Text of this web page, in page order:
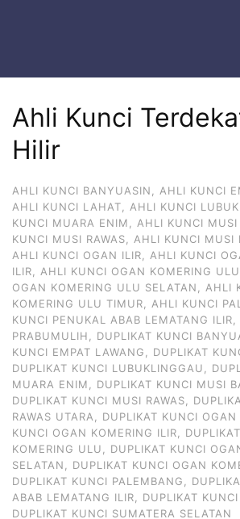
Ahli Kunci
Hilir
AHLI KUNCI BANYUASIN, AHLI KUNCI
AHLI KUNCI LAHAT, AHLI KUNCI
KUNCI MUARA ENIM, AHLI KUNCI
KUNCI MUSI RAWAS, AHLI KUNCI MUSI
AHLI KUNCI OGAN ILIR, AHLI KUNCI
ILIR, AHLI KUNCI OGAN KOMERING ULU
OGAN KOMERING ULU SELATAN, AHLI
KOMERING ULU TIMUR, AHLI KUNCI
KUNCI PENUKAL ABAB LEMATANG ILIR,
PRABUMULIH, DUPLIKAT KUNCI
KUNCI EMPAT LAWANG, DUPLIKAT
DUPLIKAT KUNCI LUBUKLINGGAU,
MUARA ENIM, DUPLIKAT KUNCI MUSI
DUPLIKAT KUNCI MUSI RAWAS,
RAWAS UTARA, DUPLIKAT KUNCI OGAN
KUNCI OGAN KOMERING ILIR,
KOMERING ULU, DUPLIKAT KUNCI
SELATAN, DUPLIKAT KUNCI OGAN
DUPLIKAT KUNCI PALEMBANG,
ABAB LEMATANG ILIR, DUPLIKAT
DUPLIKAT KUNCI SUMATERA SELATAN